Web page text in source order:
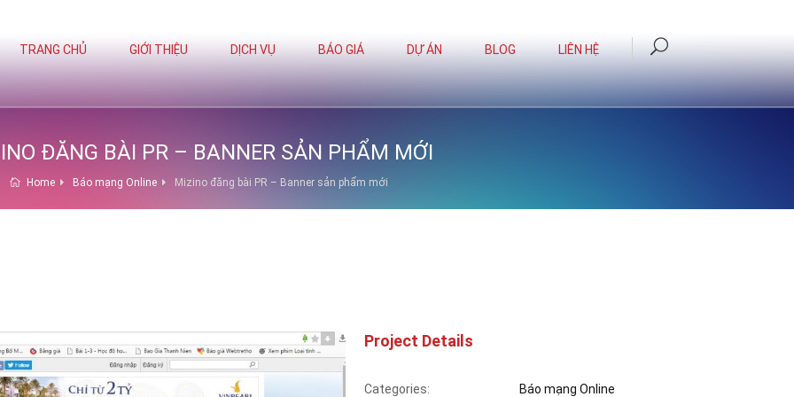
TRANG CHỦ GIỚI THIỆU DỊCH VỤ BÁO GIÁ DỰ ÁN BLOG LIÊN HỆ
ĐĂNG BÀI PR – BANNER SẢN PHẨM MỚI
Home Báo mạng Online Mizino đăng bài PR – Banner sản phẩm mới
Project Details
Categories: Báo mạng Online